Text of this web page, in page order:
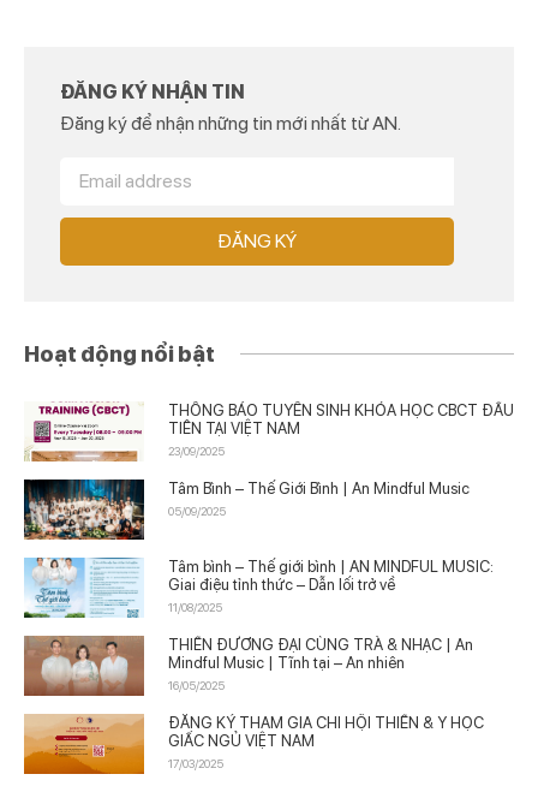
ĐĂNG KÝ NHẬN TIN
Đăng ký để nhận những tin mới nhất từ AN.
ĐĂNG KÝ
Hoạt động nổi bật
THÔNG BÁO TUYỂN SINH KHÓA HỌC CBCT ĐẦU
TIÊN TẠI VIỆT NAM
23/09/2025
Tâm Bình – Thế Giới Bình | An Mindful Music
05/09/2025
Tâm bình – Thế giới bình | AN MINDFUL MUSIC:
Giai điệu tỉnh thức – Dẫn lối trở về
11/08/2025
THIỀN ĐƯƠNG ĐẠI CÙNG TRÀ & NHẠC | An
Mindful Music | Tĩnh tại – An nhiên
16/05/2025
ĐĂNG KÝ THAM GIA CHI HỘI THIỀN & Y HỌC
GIẤC NGỦ VIỆT NAM
17/03/2025